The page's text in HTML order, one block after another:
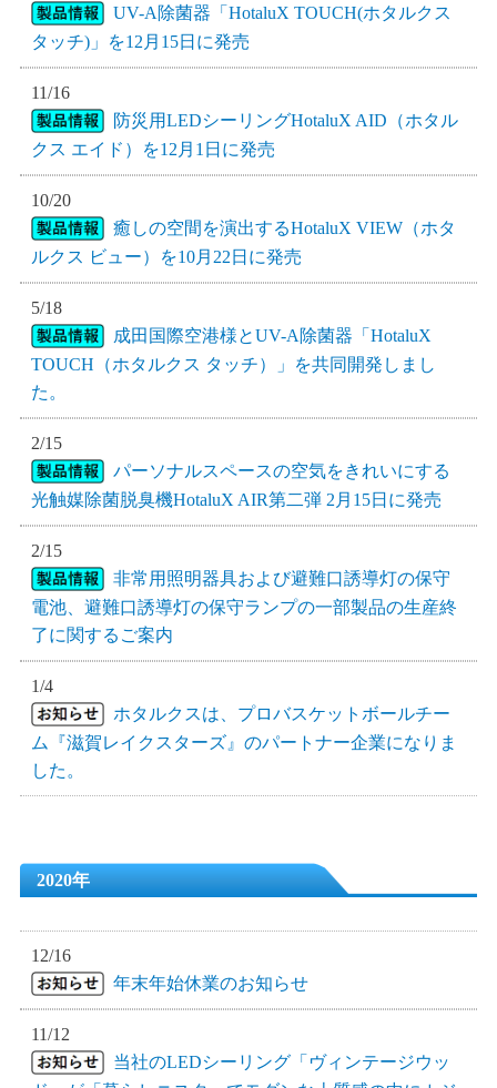
UV-A除菌器「HotaluX TOUCH(ホタルクス
タッチ)」を12月15日に発売
11/16
防災用LEDシーリングHotaluX AID（ホタル
クス エイド）を12月1日に発売
10/20
癒しの空間を演出するHotaluX VIEW（ホタ
ルクス ビュー）を10月22日に発売
5/18
成田国際空港様とUV-A除菌器「HotaluX
TOUCH（ホタルクス タッチ）」を共同開発しまし
た。
2/15
パーソナルスペースの空気をきれいにする
光触媒除菌脱臭機HotaluX AIR第二弾 2月15日に発売
2/15
非常用照明器具および避難口誘導灯の保守
電池、避難口誘導灯の保守ランプの一部製品の生産終
了に関するご案内
1/4
ホタルクスは、プロバスケットボールチー
ム『滋賀レイクスターズ』のパートナー企業になりま
した。
2020年
12/16
年末年始休業のお知らせ
11/12
当社のLEDシーリング「ヴィンテージウッ